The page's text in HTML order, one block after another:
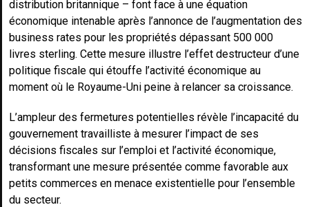
distribution britannique – font face à une équation
économique intenable après l’annonce de l’augmentation des
business rates pour les propriétés dépassant 500 000
livres sterling. Cette mesure illustre l’effet destructeur d’une
politique fiscale qui étouffe l’activité économique au
moment où le Royaume-Uni peine à relancer sa croissance.
L’ampleur des fermetures potentielles révèle l’incapacité du
gouvernement travailliste à mesurer l’impact de ses
décisions fiscales sur l’emploi et l’activité économique,
transformant une mesure présentée comme favorable aux
petits commerces en menace existentielle pour l’ensemble
du secteur.